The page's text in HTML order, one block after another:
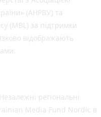
(АНРВУ) та
(MBL) за підтримки
відображають
регіональні
Media Fund Nordic в